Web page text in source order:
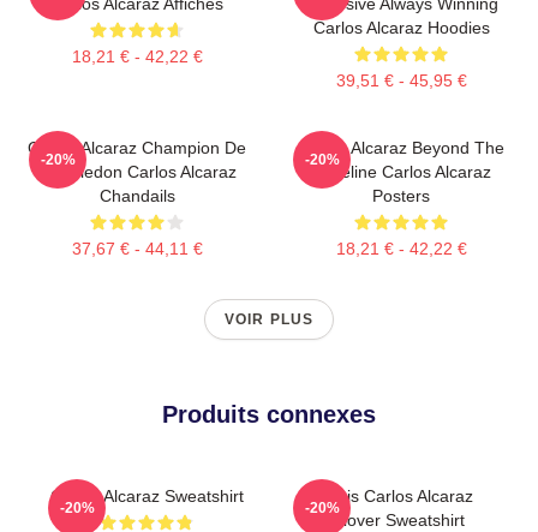
18,21 € - 42,22 €
Carlos Alcaraz Hoodies
39,51 € - 45,95 €
Carlos Alcaraz Champion De
Wimbledon Carlos Alcaraz
Chandails
37,67 € - 44,11 €
-20%
Carlos Alcaraz Beyond The
Baseline Carlos Alcaraz
Posters
18,21 € - 42,22 €
-20%
VOIR PLUS
Produits connexes
Carlos Alcaraz Sweatshirt
-20%
Tennis Carlos Alcaraz
Pullover Sweatshirt
-20%